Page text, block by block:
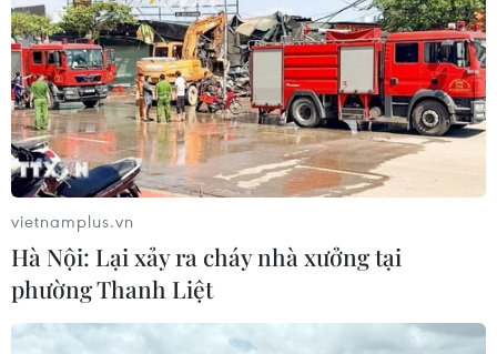
THỦY
Sở hữu trí tuệ
Quy định sử dụng
RSS
Hỗ trợ
Ngôn ngữ
TTXVN
Dịch vụ tin
Quảng cáo
Giấy phép số: 1374/GP-BTTTT do Bộ Thông tin và Truyền thông
vietnamplus.vn
Hà Nội: Lại xảy ra cháy nhà xưởng tại
phường Thanh Liệt